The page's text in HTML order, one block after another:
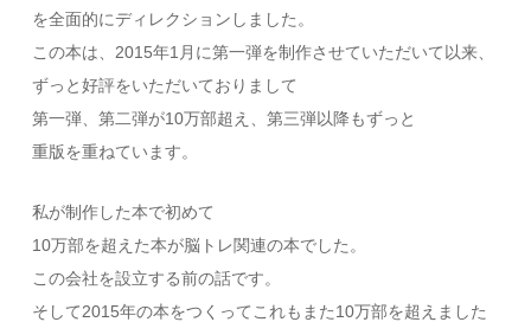
を全面的にディレクションしました。
この本は、2015年1月に第一弾を制作させていただいて以来、
ずっと好評をいただいておりまして
第一弾、第二弾が10万部超え、第三弾以降もずっと
重版を重ねています。
私が制作した本で初めて
10万部を超えた本が脳トレ関連の本でした。
この会社を設立する前の話です。
そして2015年の本をつくってこれもまた10万部を超えました